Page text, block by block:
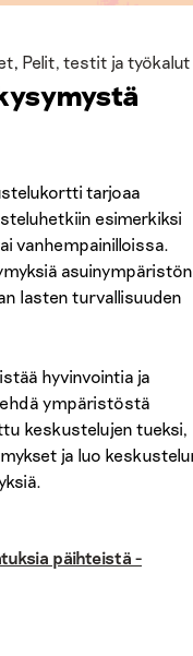
, Pelit, testit ja työkalut
tarjoaa
esimerkiksi
vanhempainilloissa.
asuinympäristön
lasten turvallisuuden
hyvinvointia ja
ympäristöstä
keskustelujen tueksi,
ja luo
päihteistä -